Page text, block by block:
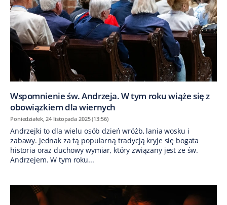
Wspomnienie św. Andrzeja. W tym roku wiąże się z
obowiązkiem dla wiernych
Poniedziałek, 24 listopada 2025 (13:56)
Andrzejki to dla wielu osób dzień wróżb, lania wosku i
zabawy. Jednak za tą popularną tradycją kryje się bogata
historia oraz duchowy wymiar, który związany jest ze św.
Andrzejem. W tym roku...